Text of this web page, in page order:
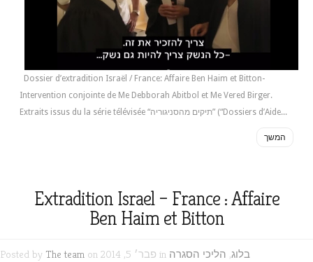
Dossier d’extradition Israël / France: Affaire Ben Haim et Bitton-
Intervention conjointe de Me Debborah Abitbol et Me Vered Birger.
Extraits issus du la série télévisée “תיקים מהסניגוריה” (“Dossiers d’Aide...
המשך
Extradition Israel – France : Affaire
Ben Haim et Bitton
Posted by The team on פבר׳ 5, 2014 in בלוג, הליכי הסגרה